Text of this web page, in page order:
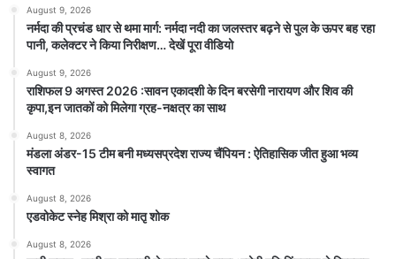
August 9, 2026
नर्मदा की प्रचंड धार से थमा मार्ग: नर्मदा नदी का जलस्तर बढ़ने से पुल के ऊपर बह रहा
पानी, कलेक्टर ने किया निरीक्षण… देखें पूरा वीडियो
August 9, 2026
राशिफल 9 अगस्त 2026 :सावन एकादशी के दिन बरसेगी नारायण और शिव की
कृपा,इन जातकों को मिलेगा ग्रह-नक्षत्र का साथ
August 8, 2026
मंडला अंडर-15 टीम बनी मध्यसप्रदेश राज्य चैंपियन : ऐतिहासिक जीत हुआ भव्य
स्वागत
August 8, 2026
एडवोकेट स्नेह मिश्रा को मातृ शोक
August 8, 2026